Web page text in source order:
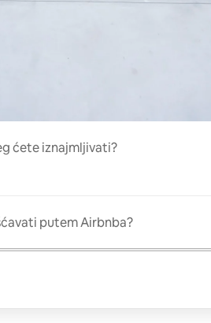
ćete iznajmljivati?
putem Airbnba?